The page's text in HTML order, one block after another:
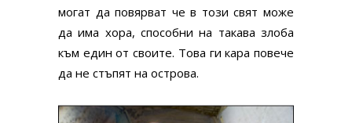
могат да повярват че в този свят може
да има хора, способни на такава злоба
към един от своите. Това ги кара повече
да не стъпят на острова.